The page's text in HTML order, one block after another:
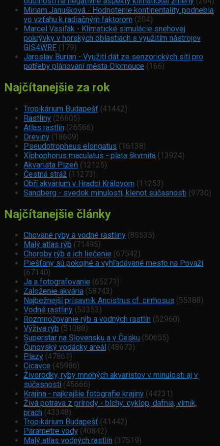
Miriam Janušková - Hodnotenie kontinentality podnebia
vo vzťahu k radiačným faktorom (204)
Marcel Vasiľák - Klimatické simulácie snehovej
pokrývky v horských oblastiach s využitím nástrojov
GIS4WRF (179)
Jaroslav Burian - Využití dát ze senzorických sítí pro
potřeby plánovaní města Olomouce (166)
Najčítanejšie za rok
Tropikárium Budapešť (41442)
Rastliny (26605)
Atlas rastlín (26566)
Dreviny (18609)
Pseudotropheus elongatus (16138)
Xiphophorus maculatus - plata škvrnitá (13924)
Akvarista Plzeň (12125)
Čestná stráž (11273)
Obří akvárium v Hradci Královom (11253)
Sandberg - svedok minulosti, klenot súčasnosti (9730)
Najčítanejšie články
Chované ryby a vodné rastliny (85535)
Malý atlas rýb (71495)
Choroby rýb a ich liečenie (67542)
Piešťany sú pokojné a vyhľadávané mesto na Považí
(67140)
Ja a fotografovanie (65271)
Založenie akvária (58743)
Najbežnejší prísavník Ancistrus cf. cirrhosus (55388)
Vodné rastliny (53353)
Rozmnožovanie rýb a vodných rastlín (52960)
Výživa rýb (51088)
Superstar na Slovensku a v Česku (50655)
Čunovský vodácky areál (48673)
Plazy (47861)
Cicavce (45986)
Živorodky, ryby mnohých akvaristov v minulosti aj v
súčasnosti (45666)
Krajina - najkrajšie fotografie krajiny (44231)
Živá potrava z prírody - blchy: cyklop, dafnia, vírnik,
prach (43348)
Tropikárium Budapešť (41442)
Parametre vody (40842)
Malý atlas vodných rastlín (37519)